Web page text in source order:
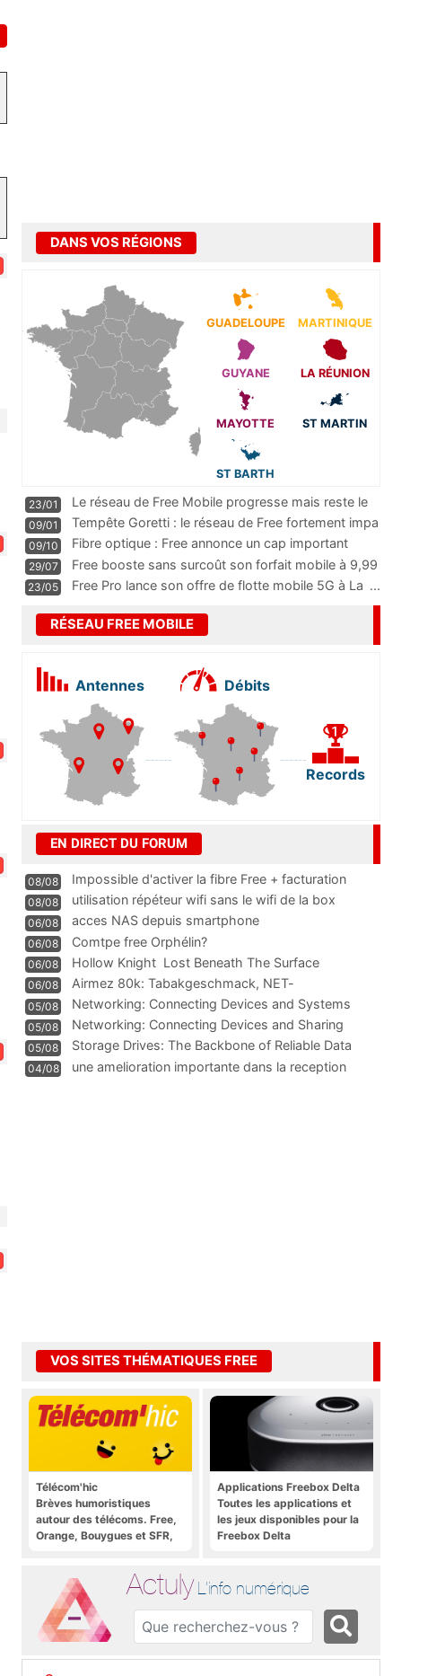
DANS VOS RÉGIONS
GUADELOUPE MARTINIQUE
GUYANE LA RÉUNION
MAYOTTE ST MARTIN
ST BARTH
23/01
Le réseau de Free Mobile progresse mais reste le
m
...
09/01
Tempête Goretti : le réseau de Free fortement impa
09/10
Fibre optique : Free annonce un cap important
pass
...
29/07
Free booste sans surcoût son forfait mobile à 9,99
23/05 Free Pro lance son offre de flotte mobile 5G à La ...
RÉSEAU FREE MOBILE
Antennes Débits
Records
EN DIRECT DU FORUM
08/08
Impossible d'activer la fibre Free + facturation
résiliation
08/08 utilisation répéteur wifi sans le wifi de la box
06/08 acces NAS depuis smartphone
06/08 Comtpe free Orphélin?
06/08 Hollow Knight  Lost Beneath The Surface
06/08
Airmez 80k: Tabakgeschmack, NET-
Technologie und Leistung im
05/08 Networking: Connecting Devices and Systems
05/08
Networking: Connecting Devices and Sharing
Information
05/08
Storage Drives: The Backbone of Reliable Data
Management
04/08
une amelioration importante dans la reception
VOS SITES THÉMATIQUES FREE
Télécom'hic
Brèves humoristiques
autour des télécoms. Free,
Orange, Bouygues et SFR,
Applications Freebox Delta
Toutes les applications et
les jeux disponibles pour la
Freebox Delta
Actuly L'info numérique